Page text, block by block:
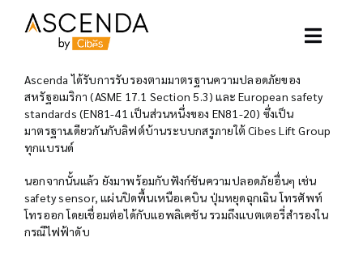
Toggle
อาเซนด้าลิฟท์
ตัวอย่างโครงการ
ลิฟท์ของเรา
Ascenda ได้รับการรับรองตามมาตรฐานความปลอดภัยของ
สหรัฐอเมริกา (ASME 17.1 Section 5.3) และ European safety
standards (EN81-41 เป็นส่วนหนึ่งของ EN81-20) ซึ่งเป็น
มาตรฐานเดียวกันกับลิฟต์บ้านระบบกสรูภายใต้ Cibes Lift Group
ทุกแบรนด์
นอกจากนั้นแล้ว ยังมาพร้อมกับฟังก์ชันความปลอดภัยอื่นๆ เช่น
safety sensor, แผ่นปิดพื้นเหนือเคบิน ปุ่มหยุดฉุกเฉิน โทรศัพท์
โทรออก โดยเชื่อมต่อได้กับแอพลิเคชัน รวมถึงแบตเตอรี่สำรองใน
กรณีไฟฟ้าดับ